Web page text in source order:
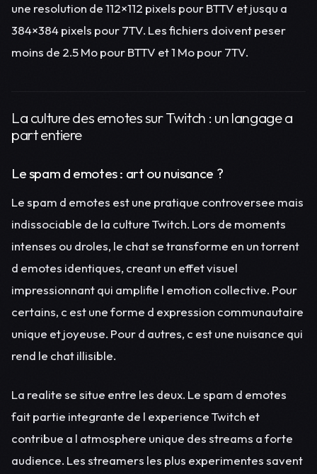
une resolution de 112×112 pixels pour BTTV et jusqu a
384×384 pixels pour 7TV. Les fichiers doivent peser
moins de 2.5 Mo pour BTTV et 1 Mo pour 7TV.
La culture des emotes sur Twitch : un langage a
part entiere
Le spam d emotes : art ou nuisance ?
Le spam d emotes est une pratique controversee mais
indissociable de la culture Twitch. Lors de moments
intenses ou droles, le chat se transforme en un torrent
d emotes identiques, creant un effet visuel
impressionnant qui amplifie l emotion collective. Pour
certains, c est une forme d expression communautaire
unique et joyeuse. Pour d autres, c est une nuisance qui
rend le chat illisible.
La realite se situe entre les deux. Le spam d emotes
fait partie integrante de l experience Twitch et
contribue a l atmosphere unique des streams a forte
audience. Les streamers les plus experimentes savent